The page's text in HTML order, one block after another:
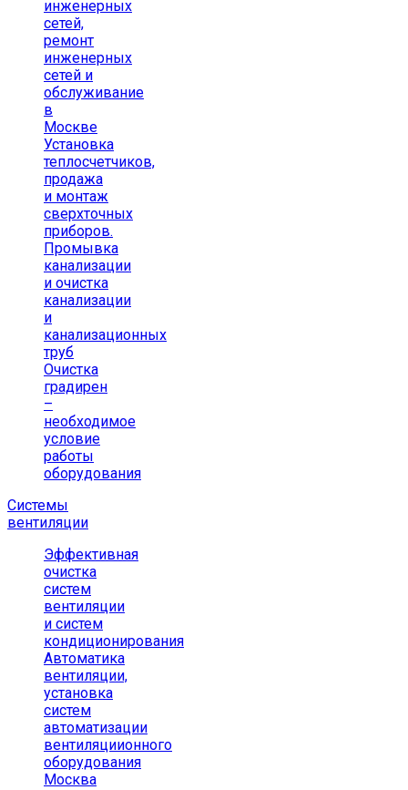
инженерных
сетей,
ремонт
инженерных
сетей и
обслуживание
в
Москве
Установка
теплосчетчиков,
продажа
и монтаж
сверхточных
приборов.
Промывка
канализации
и очистка
канализации
и
канализационных
труб
Очистка
градирен
–
необходимое
условие
работы
оборудования
Системы
вентиляции
Эффективная
очистка
систем
вентиляции
и систем
кондиционирования
Автоматика
вентиляции,
установка
систем
автоматизации
вентиляциионного
оборудования
Москва